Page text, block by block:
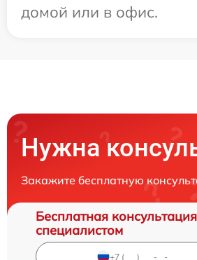
домой или в офис.
Нужна
Закажите бесплатную
Бесплатная
специалистом